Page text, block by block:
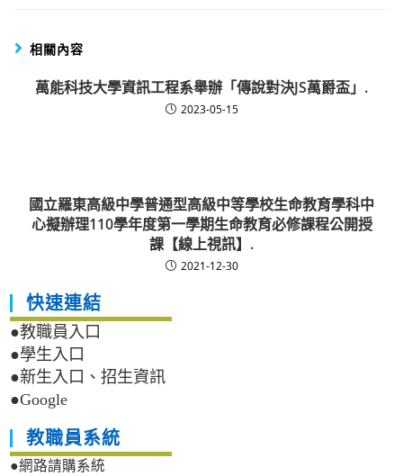
相關內容
萬能科技大學資訊工程系舉辦「傳說對決JS萬爵盃」.
2023-05-15
國立羅東高級中學普通型高級中等學校生命教育學科中
心擬辦理110學年度第一學期生命教育必修課程公開授
課【線上視訊】.
2021-12-30
快速連結
●教職員入口
●學生入口
●新生入口、招生資訊
●Google
教職員系統
●網路請購系統